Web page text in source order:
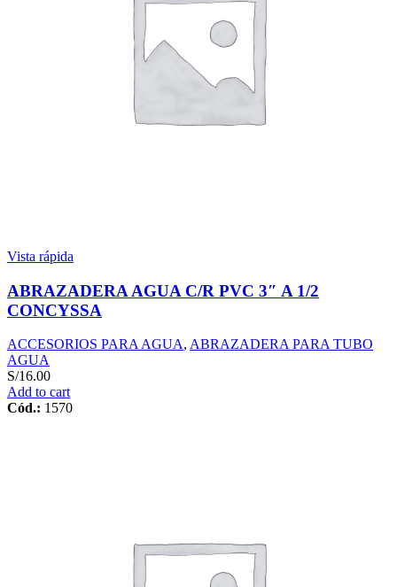
Vista rápida
ABRAZADERA AGUA C/R PVC 3″ A 1/2
CONCYSSA
ACCESORIOS PARA AGUA, ABRAZADERA PARA TUBO
AGUA
S/16.00
Add to cart
Cód.: 1570